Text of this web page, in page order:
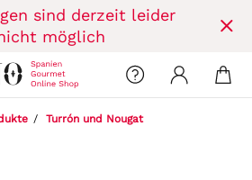
sind derzeit leider
möglich
Turrón und Nougat